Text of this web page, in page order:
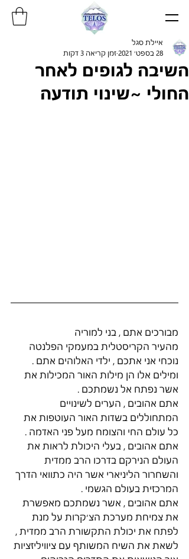
השיבה לגופים לאחר
החולי ~שינוי תודעה
איילת סגל
28 בספט׳ 2021
זמן קריאה 3 דקות
מבורכים אתם , בני למוריה
מהעיר הקריסטלית במעמקי הפלנטה
נוכחי אני אתכם , ילדי האלוהים אתם .
ומילים אלו הן מילות האור המכילות את
אשר נפתח אל נשמתכם .
אתם אהובים , הערים לשינויים
המתחוללים בשדות האור העוטפות את
כל עולם החי והצומח מעל פני האדמה .
אתם אהובים , בעלי היכולת לראות את
העולם הנירקם בדרכו הרב ממדית
והשחרור הליניארי אשר היה כתוואי הדרך
המרכזית בעולם הגשמי .
אתם אהובים , אשר נשמתכם מאפשרת
את צמיחת מערכת הצ׳קרות על מנת
לפתח את יכולת התקשורת הרב ממדית ,
לשאת את השיח המשותף עם ציוויליזציות